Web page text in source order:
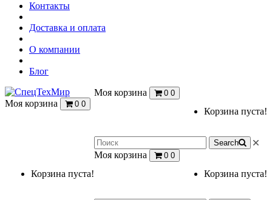
Контакты
Доставка и оплата
О компании
Блог
Моя корзина 0 0
Корзина пуста!
Search
Моя корзина 0 0
Корзина пуста!
Моя корзина 0 0
Корзина пуста!